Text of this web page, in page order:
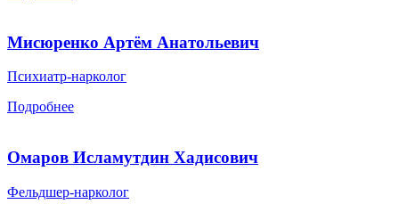
Мисюренко Артём Анатольевич
Психиатр-нарколог
Подробнее
Омаров Исламутдин Хадисович
Фельдшер-нарколог